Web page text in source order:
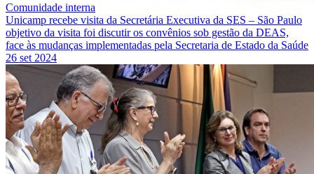
Comunidade interna
Unicamp recebe visita da Secretária Executiva da SES – São Paulo
objetivo da visita foi discutir os convênios sob gestão da DEAS,
face às mudanças implementadas pela Secretaria de Estado da Saúde
26 set 2024